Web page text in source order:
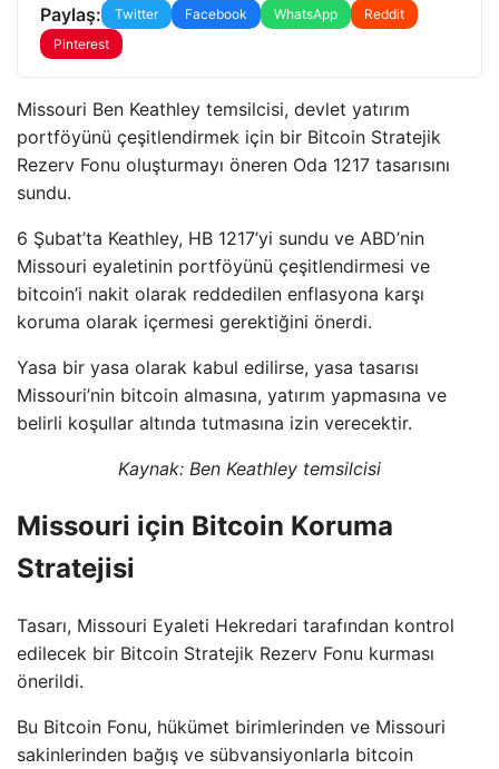
Paylaş: Twitter Facebook WhatsApp
Reddit
Pinterest
Missouri Ben Keathley temsilcisi, devlet yatırım
portföyünü çeşitlendirmek için bir Bitcoin Stratejik
Rezerv Fonu oluşturmayı öneren Oda 1217 tasarısını
sundu.
6 Şubat’ta Keathley, HB 1217’yi sundu ve ABD’nin
Missouri eyaletinin portföyünü çeşitlendirmesi ve
bitcoin’i nakit olarak reddedilen enflasyona karşı
koruma olarak içermesi gerektiğini önerdi.
Yasa bir yasa olarak kabul edilirse, yasa tasarısı
Missouri’nin bitcoin almasına, yatırım yapmasına ve
belirli koşullar altında tutmasına izin verecektir.
Kaynak: Ben Keathley temsilcisi
Missouri için Bitcoin Koruma
Stratejisi
Tasarı, Missouri Eyaleti Hekredari tarafından kontrol
edilecek bir Bitcoin Stratejik Rezerv Fonu kurması
önerildi.
Bu Bitcoin Fonu, hükümet birimlerinden ve Missouri
sakinlerinden bağış ve sübvansiyonlarla bitcoin